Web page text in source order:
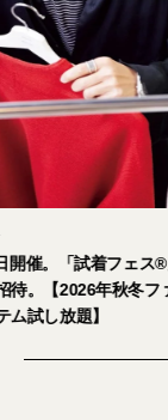
試着フェス®︎」に
年秋冬ファッ
題】